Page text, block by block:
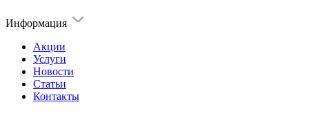
Информация
Акции
Услуги
Новости
Статьи
Контакты